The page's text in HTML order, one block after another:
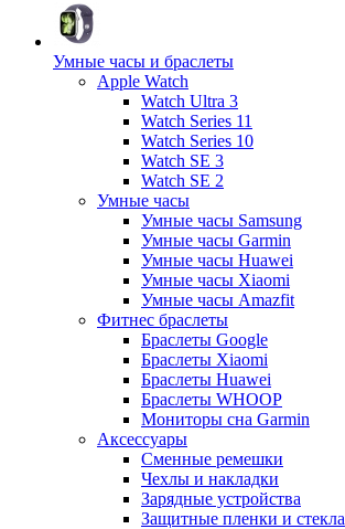
Умные часы и браслеты
Apple Watch
Watch Ultra 3
Watch Series 11
Watch Series 10
Watch SE 3
Watch SE 2
Умные часы
Умные часы Samsung
Умные часы Garmin
Умные часы Huawei
Умные часы Xiaomi
Умные часы Amazfit
Фитнес браслеты
Браслеты Google
Браслеты Xiaomi
Браслеты Huawei
Браслеты WHOOP
Мониторы сна Garmin
Аксессуары
Сменные ремешки
Чехлы и накладки
Зарядные устройства
Защитные пленки и стекла